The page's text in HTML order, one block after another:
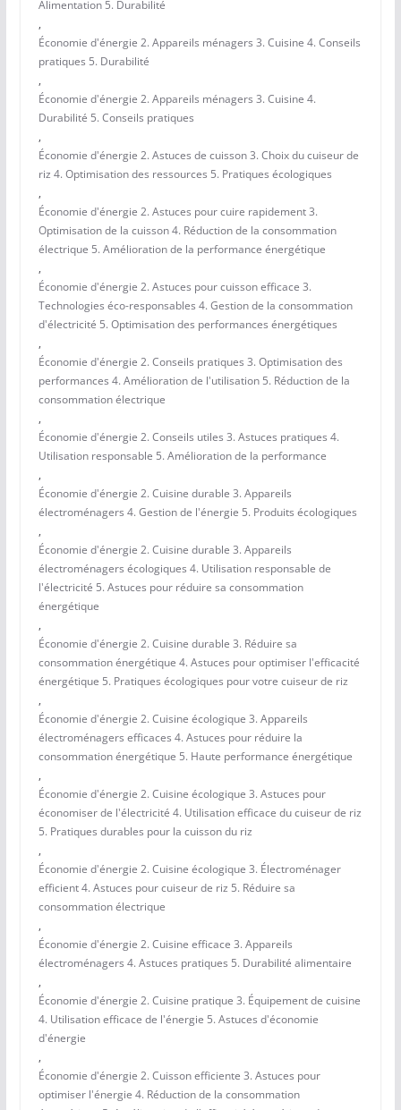
Alimentation 5. Durabilité
,
Économie d'énergie 2. Appareils ménagers 3. Cuisine 4. Conseils
pratiques 5. Durabilité
,
Économie d'énergie 2. Appareils ménagers 3. Cuisine 4.
Durabilité 5. Conseils pratiques
,
Économie d'énergie 2. Astuces de cuisson 3. Choix du cuiseur de
riz 4. Optimisation des ressources 5. Pratiques écologiques
,
Économie d'énergie 2. Astuces pour cuire rapidement 3.
Optimisation de la cuisson 4. Réduction de la consommation
électrique 5. Amélioration de la performance énergétique
,
Économie d'énergie 2. Astuces pour cuisson efficace 3.
Technologies éco-responsables 4. Gestion de la consommation
d'électricité 5. Optimisation des performances énergétiques
,
Économie d'énergie 2. Conseils pratiques 3. Optimisation des
performances 4. Amélioration de l'utilisation 5. Réduction de la
consommation électrique
,
Économie d'énergie 2. Conseils utiles 3. Astuces pratiques 4.
Utilisation responsable 5. Amélioration de la performance
,
Économie d'énergie 2. Cuisine durable 3. Appareils
électroménagers 4. Gestion de l'énergie 5. Produits écologiques
,
Économie d'énergie 2. Cuisine durable 3. Appareils
électroménagers écologiques 4. Utilisation responsable de
l'électricité 5. Astuces pour réduire sa consommation
énergétique
,
Économie d'énergie 2. Cuisine durable 3. Réduire sa
consommation énergétique 4. Astuces pour optimiser l'efficacité
énergétique 5. Pratiques écologiques pour votre cuiseur de riz
,
Économie d'énergie 2. Cuisine écologique 3. Appareils
électroménagers efficaces 4. Astuces pour réduire la
consommation énergétique 5. Haute performance énergétique
,
Économie d'énergie 2. Cuisine écologique 3. Astuces pour
économiser de l'électricité 4. Utilisation efficace du cuiseur de riz
5. Pratiques durables pour la cuisson du riz
,
Économie d'énergie 2. Cuisine écologique 3. Électroménager
efficient 4. Astuces pour cuiseur de riz 5. Réduire sa
consommation électrique
,
Économie d'énergie 2. Cuisine efficace 3. Appareils
électroménagers 4. Astuces pratiques 5. Durabilité alimentaire
,
Économie d'énergie 2. Cuisine pratique 3. Équipement de cuisine
4. Utilisation efficace de l'énergie 5. Astuces d'économie
d'énergie
,
Économie d'énergie 2. Cuisson efficiente 3. Astuces pour
optimiser l'énergie 4. Réduction de la consommation